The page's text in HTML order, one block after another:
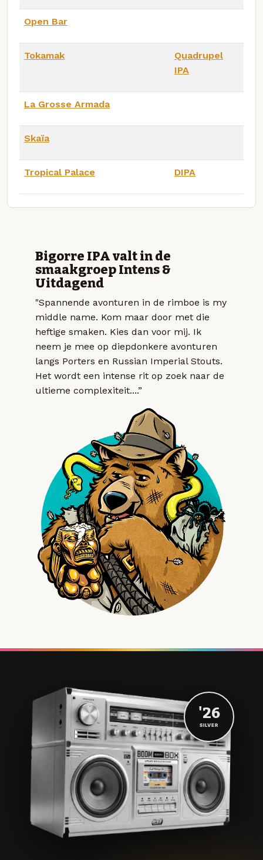
Open Bar
Tokamak
Quadrupel
IPA
La Grosse Armada
Skaïa
Tropical Palace DIPA
Bigorre IPA valt in de
smaakgroep Intens &
Uitdagend
"Spannende avonturen in de rimboe is my
middle name. Kom maar door met die
heftige smaken. Kies dan voor mij. Ik
neem je mee op diepdonkere avonturen
langs Porters en Russian Imperial Stouts.
Het wordt een intense rit op zoek naar de
ultieme complexiteit....”
'26
SILVER